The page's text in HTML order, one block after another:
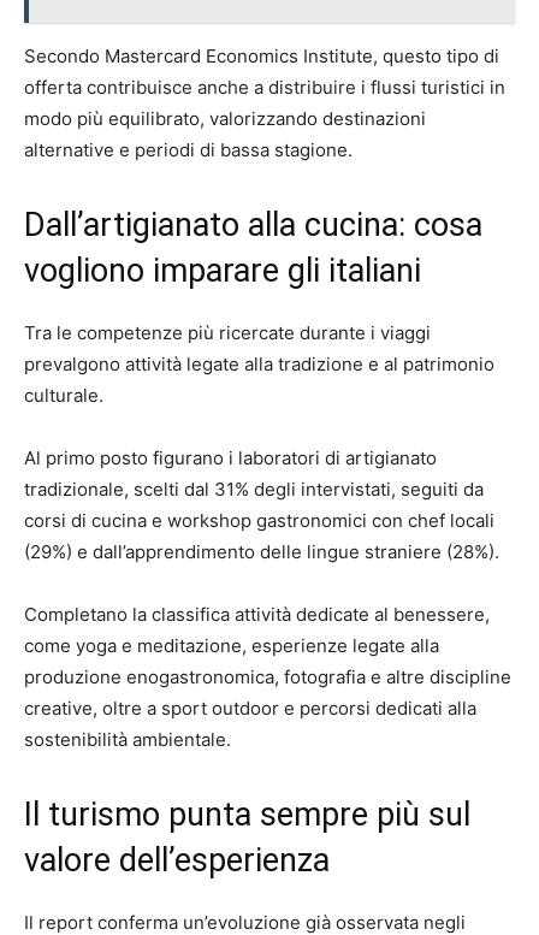
Secondo Mastercard Economics Institute, questo tipo di
offerta contribuisce anche a distribuire i flussi turistici in
modo più equilibrato, valorizzando destinazioni
alternative e periodi di bassa stagione.
Dall’artigianato alla cucina: cosa
vogliono imparare gli italiani
Tra le competenze più ricercate durante i viaggi
prevalgono attività legate alla tradizione e al patrimonio
culturale.
Al primo posto figurano i laboratori di artigianato
tradizionale, scelti dal 31% degli intervistati, seguiti da
corsi di cucina e workshop gastronomici con chef locali
(29%) e dall’apprendimento delle lingue straniere (28%).
Completano la classifica attività dedicate al benessere,
come yoga e meditazione, esperienze legate alla
produzione enogastronomica, fotografia e altre discipline
creative, oltre a sport outdoor e percorsi dedicati alla
sostenibilità ambientale.
Il turismo punta sempre più sul
valore dell’esperienza
Il report conferma un’evoluzione già osservata negli